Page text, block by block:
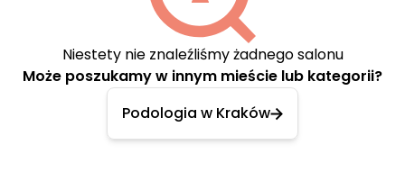
Niestety nie znaleźliśmy żadnego salonu
Może poszukamy w innym mieście lub kategorii?
Podologia w Kraków